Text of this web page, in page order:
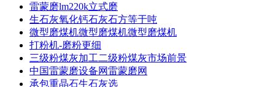
雷蒙磨lm220k立式磨
生石灰氧化钙石灰石方等于吨
微型磨煤机微型磨煤机微型磨煤机
打粉机-磨粉更细
三级粉煤灰加工二级粉煤灰市场前景
中国雷蒙磨设备网雷蒙磨网
承包重晶石生石灰选